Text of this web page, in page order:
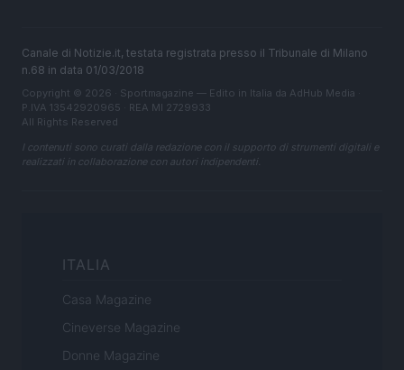
Canale di Notizie.it, testata registrata presso il Tribunale di Milano
n.68 in data 01/03/2018
Copyright © 2026 · Sportmagazine — Edito in Italia da AdHub Media
P.IVA 13542920965 · REA MI 2729933
All Rights Reserved
I contenuti sono curati dalla redazione con il supporto di strumenti digitali e
realizzati in collaborazione con autori indipendenti.
ITALIA
Casa Magazine
Cineverse Magazine
Donne Magazine